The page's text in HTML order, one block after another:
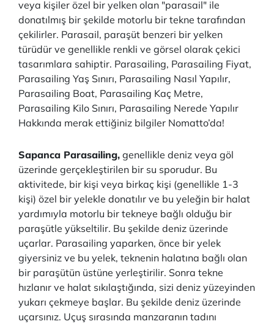
veya kişiler özel bir yelken olan "parasail" ile
donatılmış bir şekilde motorlu bir tekne tarafından
çekilirler. Parasail, paraşüt benzeri bir yelken
türüdür ve genellikle renkli ve görsel olarak çekici
tasarımlara sahiptir. Parasailing, Parasailing Fiyat,
Parasailing Yaş Sınırı, Parasailing Nasıl Yapılır,
Parasailing Boat, Parasailing Kaç Metre,
Parasailing Kilo Sınırı, Parasailing Nerede Yapılır
Hakkında merak ettiğiniz bilgiler Nomatto’da!
Sapanca Parasailing, genellikle deniz veya göl
üzerinde gerçekleştirilen bir su sporudur. Bu
aktivitede, bir kişi veya birkaç kişi (genellikle 1-3
kişi) özel bir yelekle donatılır ve bu yeleğin bir halat
yardımıyla motorlu bir tekneye bağlı olduğu bir
paraşütle yükseltilir. Bu şekilde deniz üzerinde
uçarlar. Parasailing yaparken, önce bir yelek
giyersiniz ve bu yelek, teknenin halatına bağlı olan
bir paraşütün üstüne yerleştirilir. Sonra tekne
hızlanır ve halat sıkılaştığında, sizi deniz yüzeyinden
yukarı çekmeye başlar. Bu şekilde deniz üzerinde
uçarsınız. Uçuş sırasında manzaranın tadını